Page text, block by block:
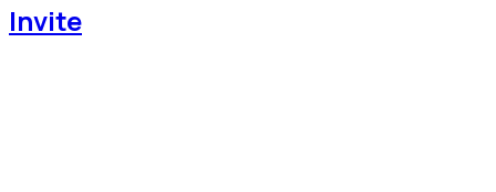
Invite